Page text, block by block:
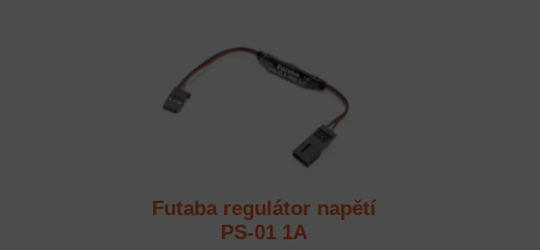
Futaba regulátor napětí
PS-01 1A